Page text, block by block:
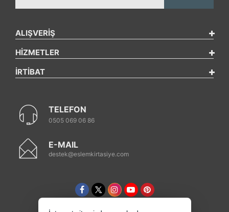
ALIŞVERİŞ
HİZMETLER
İRTİBAT
TELEFON
0505 069 06 86
E-MAIL
destek@eslemkirtasiye.com